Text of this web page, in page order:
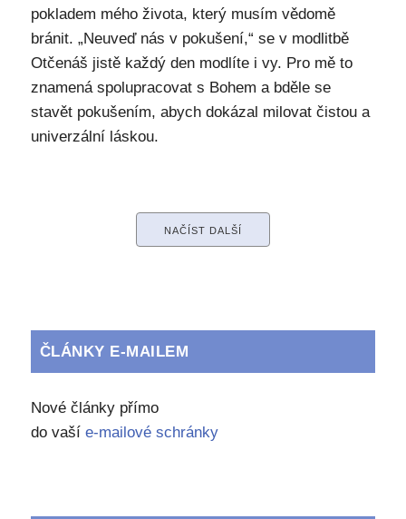
pokladem mého života, který musím vědomě
bránit. „Neuveď nás v pokušení,“ se v modlitbě
Otčenáš jistě každý den modlíte i vy. Pro mě to
znamená spolupracovat s Bohem a bděle se
stavět pokušením, abych dokázal milovat čistou a
univerzální láskou.
NAČÍST DALŠÍ
ČLÁNKY E-MAILEM
Nové články přímo
do vaší e-mailové schránky